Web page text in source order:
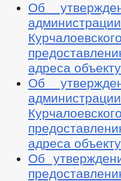
Об
адреса
Об
адреса
Об